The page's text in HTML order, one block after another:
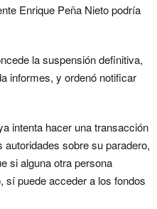
Enrique Peña Nieto podría
la suspensión definitiva,
informes, y ordenó notificar
intenta hacer una transacción
sobre su paradero,
si alguna otra persona
sí puede acceder a los fondos